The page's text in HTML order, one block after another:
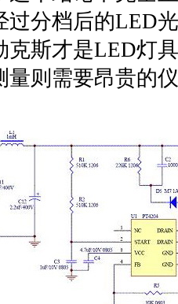
过分档后的LED
克斯才是LED灯
量则需要昂贵的